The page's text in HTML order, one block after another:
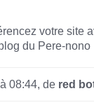
votre site
du Pere-nono
08:44, de red